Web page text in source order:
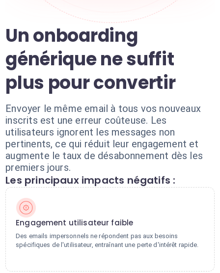
Un onboarding
générique ne suffit
plus pour convertir
Envoyer le même email à tous vos nouveaux
inscrits est une erreur coûteuse. Les
utilisateurs ignorent les messages non
pertinents, ce qui réduit leur engagement et
augmente le taux de désabonnement dès les
premiers jours.
Les principaux impacts négatifs :
Engagement utilisateur faible
Des emails impersonnels ne répondent pas aux besoins
spécifiques de l'utilisateur, entraînant une perte d'intérêt rapide.